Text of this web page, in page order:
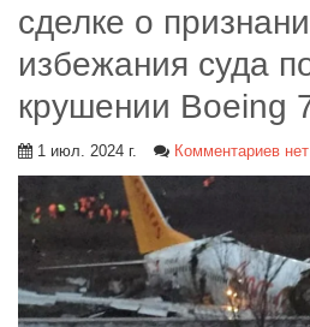
сделке о
избежания суда
крушении Boeing
1 июл. 2024 г. Комментариев нет